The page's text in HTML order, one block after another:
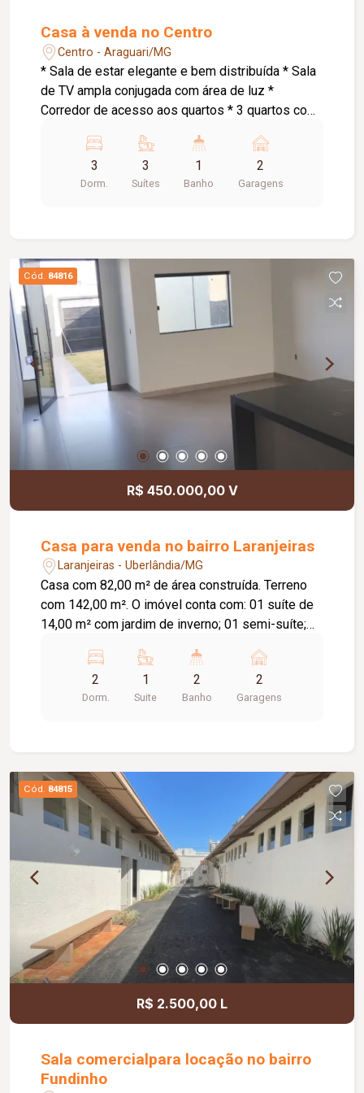
Casa à venda no Centro
Centro - Araguari/MG
* Sala de estar elegante e bem distribuída * Sala
de TV ampla conjugada com área de luz *
Corredor de acesso aos quartos * 3 quartos com
planejados e banheira de hidromassagem * 1
suíte com armários planejados * Cozinha
conjugada com área gourmet ampla *
pequenos * Portão eletrônico * 2 interfones para
maior comodidade e acessibilidade * Energia
solar atendendo as 3 suítes, proporcionando
mais economia e eficiência energética
3
Dorm.
3
Suítes
1
Banho
2
Garagens
Cód. 84816
R$ 450.000,00 V
Casa para venda no bairro Laranjeiras
Laranjeiras - Uberlândia/MG
Casa com 82,00 m² de área construída. Terreno
com 142,00 m². O imóvel conta com: 01 suíte de
14,00 m² com jardim de inverno; 01 semi-suíte;
m; Área gourmet; Diferenciais: Piso em
porcelanato Via Rosa Tipo A com rodapé
embutido; Tubulação Amanco; Louças Deca; Gás
banheiros e cozinha; Banheiros com box e ducha
higiênica; Paisagismo completo; Muros com
concertina e cerca elétrica, proporcionando mais
segurança.
2
Dorm.
1
Suite
2
Banho
2
Garagens
Cód. 84815
R$ 2.500,00 L
Sala comercialpara locação no bairro
Fundinho